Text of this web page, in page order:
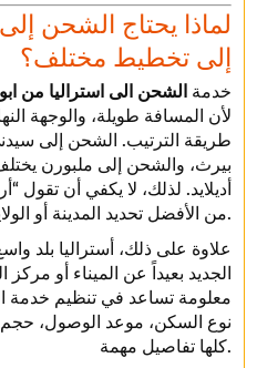
لماذا يحتاج الشحن إلى
إلى تخطيط مختلف؟
خدمة الشحن الى استراليا من
لأن المسافة طويلة، والوجهة
طريقة الترتيب. الشحن إلى
بيرث، والشحن إلى ملبورن
أديلايد. لذلك، لا يكفي أن تقول
من الأفضل تحديد المدينة أو الولاية من البداية.
علاوة على ذلك، أستراليا بلد
الجديد بعيداً عن الميناء أو
معلومة تساعد في تنظيم خدمة
نوع السكن، موعد الوصول، حجم
كلها تفاصيل مهمة.